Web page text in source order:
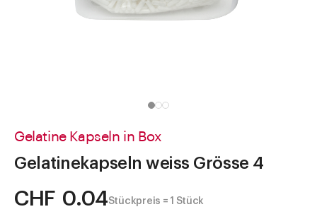
Gelatine Kapseln in Box
Gelatinekapseln weiss Grösse 4
CHF 0.04Stückpreis = 1 Stück